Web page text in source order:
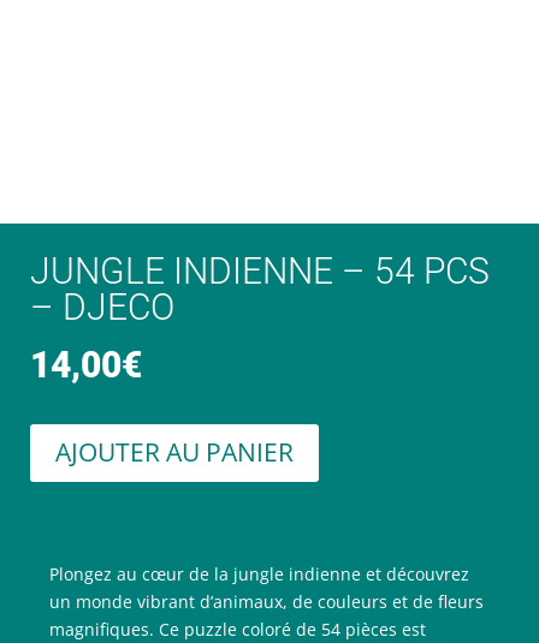
JUNGLE INDIENNE – 54 PCS
– DJECO
14,00€
AJOUTER AU PANIER
Plongez au cœur de la jungle indienne et découvrez
un monde vibrant d’animaux, de couleurs et de fleurs
magnifiques. Ce puzzle coloré de 54 pièces est